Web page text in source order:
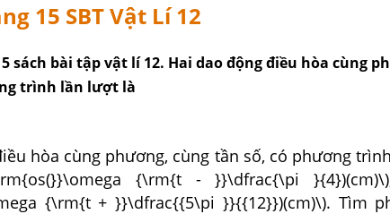
15 SBT Vật Lí 12
sách bài tập vật lí 12. Hai dao động điều hòa cùng
trình lần lượt là
hòa cùng phương, cùng tần số, có phương
{\rm{t - }}\dfrac{\pi
{\rm{t + }}\dfrac{{5\pi }}{{12}})(cm)\). Tìm